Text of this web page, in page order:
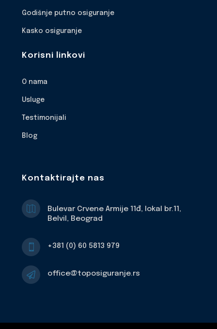
Godišnje putno osiguranje
Kasko osiguranje
Korisni linkovi
O nama
Usluge
Testimonijali
Blog
Kontaktirajte nas

Bulevar Crvene Armije 11đ, lokal br.11,
Belvil, Beograd
 +381 (0) 60 5813 979
 office@toposiguranje.rs